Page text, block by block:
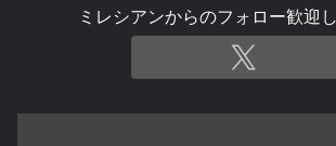
ミレシアンからのフォロー歓迎